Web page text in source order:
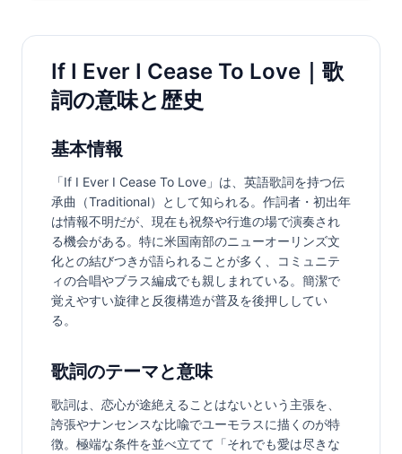
If I Ever I Cease To Love｜歌
詞の意味と歴史
基本情報
「If I Ever I Cease To Love」は、英語歌詞を持つ伝
承曲（Traditional）として知られる。作詞者・初出年
は情報不明だが、現在も祝祭や行進の場で演奏され
る機会がある。特に米国南部のニューオーリンズ文
化との結びつきが語られることが多く、コミュニテ
ィの合唱やブラス編成でも親しまれている。簡潔で
覚えやすい旋律と反復構造が普及を後押ししてい
る。
歌詞のテーマと意味
歌詞は、恋心が途絶えることはないという主張を、
誇張やナンセンスな比喩でユーモラスに描くのが特
徴。極端な条件を並べ立てて「それでも愛は尽きな